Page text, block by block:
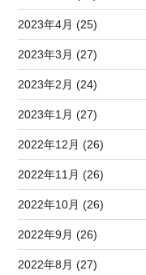
2023年4月 (25)
2023年3月 (27)
2023年2月 (24)
2023年1月 (27)
2022年12月 (26)
2022年11月 (26)
2022年10月 (26)
2022年9月 (26)
2022年8月 (27)